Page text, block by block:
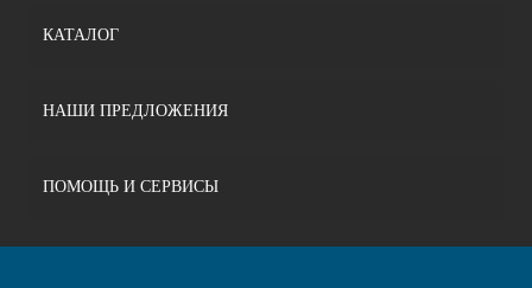
КАТАЛОГ
НАШИ ПРЕДЛОЖЕНИЯ
ПОМОЩЬ И СЕРВИСЫ